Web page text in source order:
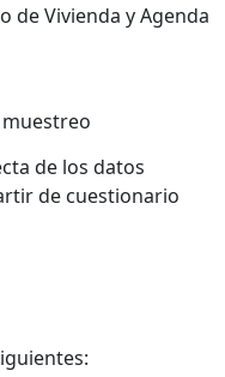
de Vivienda y Agenda
de los datos
de cuestionario